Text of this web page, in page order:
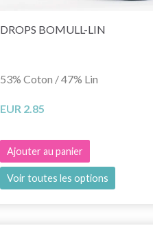
DROPS BOMULL-LIN
53% Coton / 47% Lin
EUR 2.85
Ajouter au panier
Voir toutes les options